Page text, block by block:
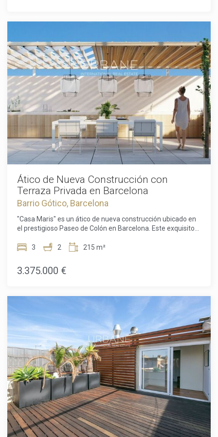
servicios de renombre mundial a ti, otorgándote acceso
prioritario a su restaurante Moments, galardonado con una
estrella Michelin, y a su sereno spa premiado.Ubicado en el
Passeig de Gràcia, la avenida más prestigiosa de Barcelona,
las residencias están rodeadas de lo mejor de la ciudad:
boutiques de lujo, restaurantes aclamados e íconos
culturales como la Casa Batlló y la Casa Milà. La ubicación
ofrece una comodidad incomparable y una profunda
conexión con el patrimonio de Barcelona.Este apartamento
encarna la esencia del lujo, ofreciendo un diseño impecable,
comodidades inigualables y una ubicación envidiable,
convirtiéndolo en una oportunidad única de vivir en el
corazón del distrito más prestigioso de Barcelona.
Ático de Nueva Construcción con
Terraza Privada en Barcelona
Barrio Gótico, Barcelona
"Casa Maris" es un ático de nueva construcción ubicado en
el prestigioso Paseo de Colón en Barcelona. Este exquisito
edificio histórico reformado, ofrece tres amplios
impresionante terraza privada de 59,95 m², perfecta para
relajarse al aire libre y entretener a los invitados,
Maris," un edificio histórico frente al mar que combina
arquitectónicas originales con comodidades modernas. Los
residentes apreciarán las elegantes barandillas de hierro,
las vidrieras, los suelos hidráulicos únicos y los detalles de
madera tallada meticulosamente. Estos elementos
históricos se combinan a la perfección con tecnologías de
construcción contemporáneas y equipos de última
generación, garantizando tanto confort como
estilo.Además del lujoso espacio habitable, "Casa Maris"
ofrece comodidades exclusivas a sus residentes. El edificio
cuenta con una terraza comunitaria en la azotea con
impresionantes vistas al Puerto de Barcelona, Montjuic y
Tibidabo. Esta terraza panorámica incluye una zona de
solárium, proporcionando un refugio sereno del bullicio de la
3 2 215 m²
3.375.000 €